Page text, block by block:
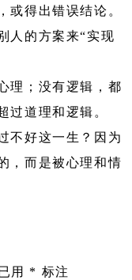
或得出错误结论。
人的方案来“实现
理；没有逻辑，都
过道理和逻辑。
不好这一生？因为
，而是被心理和情
用 * 标注